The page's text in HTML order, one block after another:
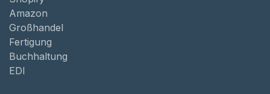
Amazon
Großhandel
Fertigung
Buchhaltung
EDI